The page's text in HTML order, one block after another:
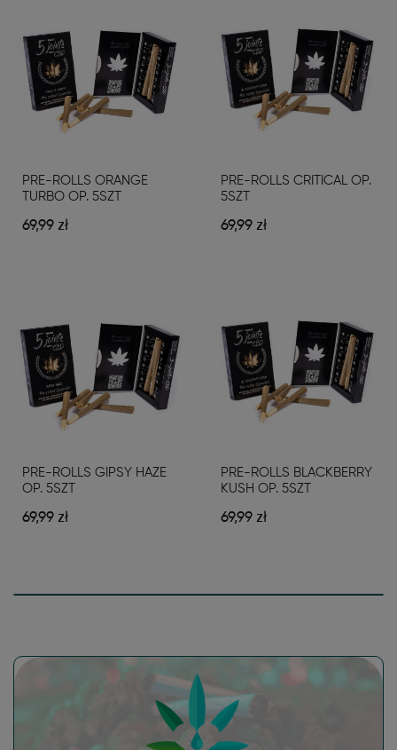
PRE-ROLLS ORANGE
TURBO OP. 5SZT
69,99 zł
PRE-ROLLS CRITICAL OP.
5SZT
69,99 zł
PRE-ROLLS GIPSY HAZE
OP. 5SZT
69,99 zł
PRE-ROLLS BLACKBERRY
KUSH OP. 5SZT
69,99 zł